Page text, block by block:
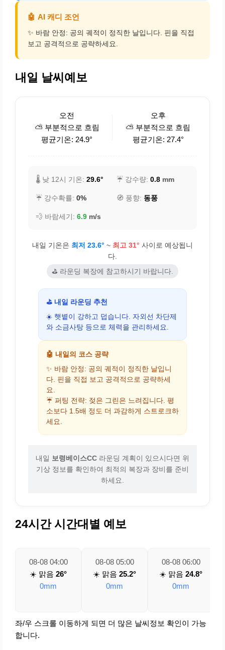
🤖 AI 캐디 조언
✨ 바람 안정: 공의 궤적이 정직한 날입니다. 핀을 직접
보고 공격적으로 공략하세요.
내일 날씨예보
오전
⛅ 부분적으로 흐림
평균기온: 24.9°
오후
⛅ 부분적으로 흐림
평균기온: 27.4°
🌡️ 낮 12시 기온: 29.6° ☔ 강수량: 0.8 mm
☔ 강수확률: 0% 🧭 풍향: 동풍
💨 바람세기: 6.9 m/s
내일 기온은 최저 23.6° ~ 최고 31° 사이로 예상됩니
다.
⛳ 라운딩 복장에 참고하시기 바랍니다.
⛳ 내일 라운딩 추천
☀️ 햇볕이 강하고 덥습니다. 자외선 차단제
와 소금사탕 등으로 체력을 관리하세요.
🤖 내일의 코스 공략
✨ 바람 안정: 공의 궤적이 정직한 날입니
다. 핀을 직접 보고 공격적으로 공략하세
요.
☔ 퍼팅 전략: 젖은 그린은 느려집니다. 평
소보다 1.5배 정도 더 과감하게 스트로크하
세요.
내일 보령베이스CC 라운딩 계획이 있으시다면 위
기상 정보를 확인하여 최적의 복장과 장비를 준비
하세요.
24시간 시간대별 예보
08-08 04:00
☀️ 맑음 26°
0mm
08-08 05:00
☀️ 맑음 25.2°
0mm
08-08 06:00
☀️ 맑음 24.8°
0mm
좌/우 스크롤 이동하게 되면 더 많은 날씨정보 확인이 가능
합니다.